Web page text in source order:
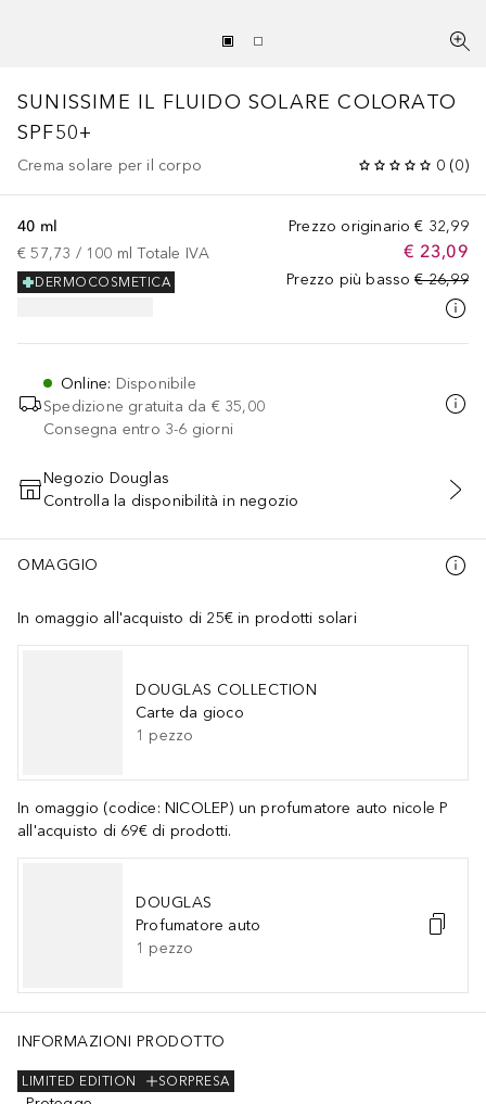
SUNISSIME IL FLUIDO SOLARE COLORATO
SPF50+
Crema solare per il corpo 0 (0)
Prezzo originario € 32,99
€ 23,09
Prezzo più basso € 26,99
40 ml
€ 57,73 / 100 ml Totale IVA
DERMOCOSMETICA
Online: Disponibile
Spedizione gratuita da € 35,00
Consegna entro 3-6 giorni
AGGIUNGI AL CARRELLO
Negozio Douglas
Controlla la disponibilità in negozio
OMAGGIO
In omaggio all'acquisto di 25€ in prodotti solari
DOUGLAS COLLECTION
Carte da gioco
1 pezzo
In omaggio (codice: NICOLEP) un profumatore auto nicole P
all'acquisto di 69€ di prodotti.
DOUGLAS
Profumatore auto
1 pezzo
INFORMAZIONI PRODOTTO
SORPRESA
LIMITED EDITION